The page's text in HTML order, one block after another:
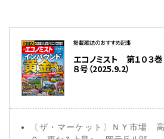
掲載雑誌のおすすめ記事
エコノミスト 第１０３
８号（2025.9.2）
〔ザ・マーケット〕ＮＹ市場